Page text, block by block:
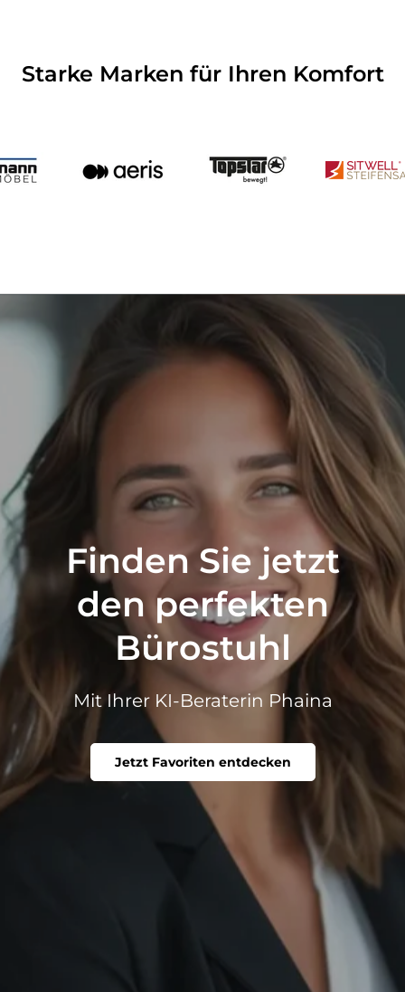
Starke Marken für Ihren Komfort
Finden Sie jetzt
den perfekten
Bürostuhl
Mit Ihrer KI-Beraterin Phaina
Jetzt Favoriten entdecken